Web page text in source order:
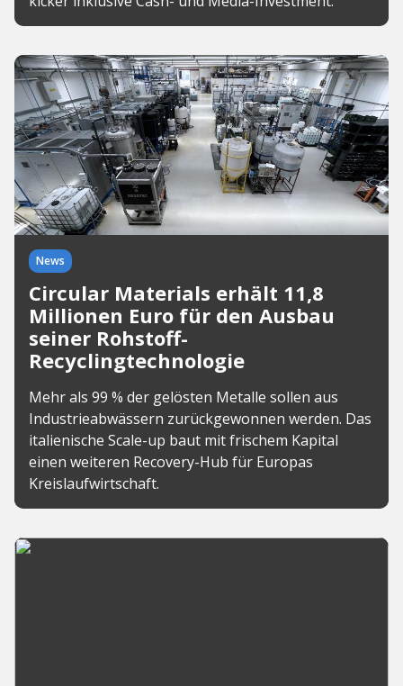
News
Circular Materials erhält 11,8
Millionen Euro für den Ausbau
seiner Rohstoff-
Recyclingtechnologie
Mehr als 99 % der gelösten Metalle sollen aus
Industrieabwässern zurückgewonnen werden. Das
italienische Scale-up baut mit frischem Kapital
einen weiteren Recovery-Hub für Europas
Kreislaufwirtschaft.